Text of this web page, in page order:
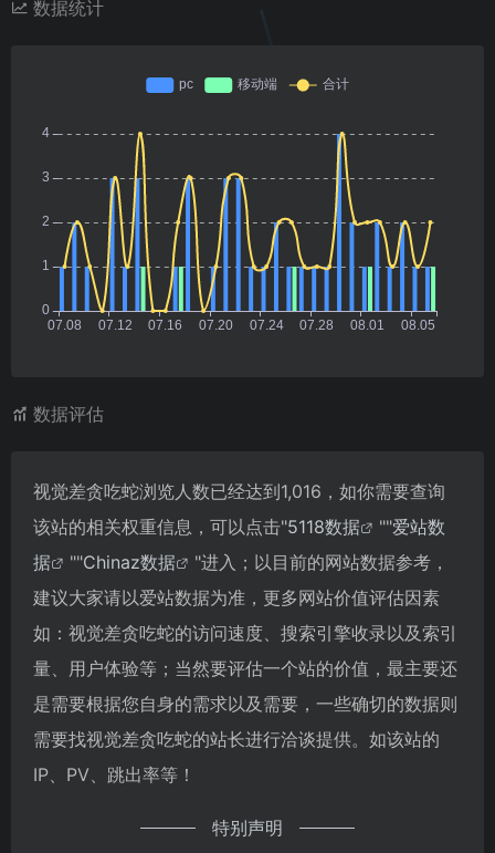
数据统计
数据评估
视觉差贪吃蛇浏览人数已经达到1,016，如你需要查询
该站的相关权重信息，可以点击"5118数据 ""爱站数
据
""Chinaz数据
"进入；以目前的网站数据参考，
建议大家请以爱站数据为准，更多网站价值评估因素
如：视觉差贪吃蛇的访问速度、搜索引擎收录以及索引
量、用户体验等；当然要评估一个站的价值，最主要还
是需要根据您自身的需求以及需要，一些确切的数据则
需要找视觉差贪吃蛇的站长进行洽谈提供。如该站的
IP、PV、跳出率等！
特别声明